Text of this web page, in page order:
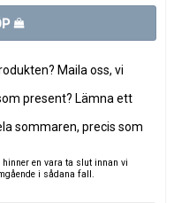
Maila oss, vi
present? Lämna ett
sommaren, precis som
en vara ta slut innan vi
i sådana fall.